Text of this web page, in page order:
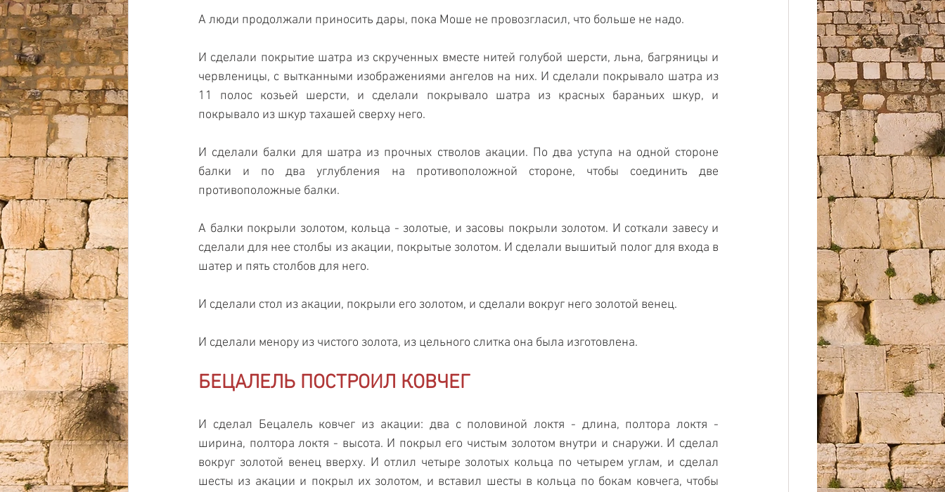
А люди продолжали приносить дары, пока Моше не провозгласил, что больше не надо.
И сделали покрытие шатра из скрученных вместе нитей голубой шерсти, льна, багряницы и
червленицы, с вытканными изображениями ангелов на них. И сделали покрывало шатра из
11 полос козьей шерсти, и сделали покрывало шатра из красных бараньих шкур, и
покрывало из шкур тахашей сверху него.
И сделали балки для шатра из прочных стволов акации. По два уступа на одной стороне
балки и по два углубления на противоположной стороне, чтобы соединить две
противоположные балки.
А балки покрыли золотом, кольца - золотые, и засовы покрыли золотом. И соткали завесу и
сделали для нее столбы из акации, покрытые золотом. И сделали вышитый полог для входа в
шатер и пять столбов для него.
И сделали стол из акации, покрыли его золотом, и сделали вокруг него золотой венец.
И сделали менору из чистого золота, из цельного слитка она была изготовлена.
БЕЦАЛЕЛЬ ПОСТРОИЛ КОВЧЕГ
И сделал Бецалель ковчег из акации: два с половиной локтя - длина, полтора локтя -
ширина, полтора локтя - высота. И покрыл его чистым золотом внутри и снаружи. И сделал
вокруг золотой венец вверху. И отлил четыре золотых кольца по четырем углам, и сделал
шесты из акации и покрыл их золотом, и вставил шесты в кольца по бокам ковчега, чтобы